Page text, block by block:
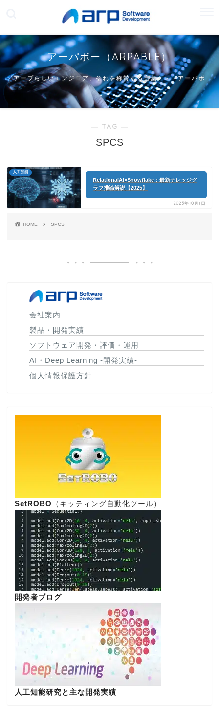
アーパボー（ARPABLE）
アープらしいエンジニア、それを称賛する言葉・・・アーパボ
ー
― TAG ―
SPCS
人工知能
RelationalAI×Snowflake：最新ナレッジグ
ラフ推論解説【2025】
2025年10月1日
HOME SPCS
会社案内
製品・開発実績
ソフトウェア開発・評価・運用
AI・Deep Learning -開発実績-
個人情報保護方針
SetROBO （キッティング自動化ツール）
開発者ブログ
人工知能研究と主な開発実績